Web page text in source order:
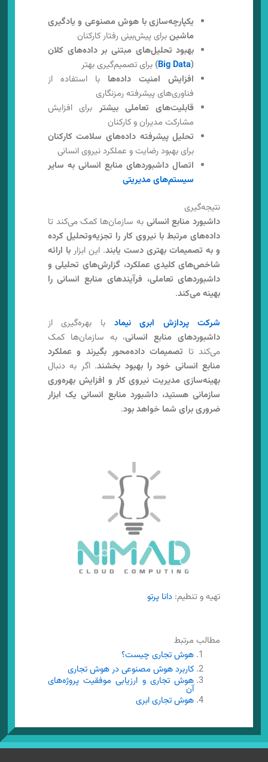
یکپارچه‌سازی با هوش مصنوعی و یادگیری
ماشینبرای پیش‌بینی رفتار کارکنان
بهبود تحلیل‌های مبتنی بر داده‌های کلان
(
Big Data
) برای تصمیم‌گیری بهتر
افزایش امنیت داده‌ها با استفاده از
فناوری‌های پیشرفته رمزنگاری
قابلیت‌های تعاملی بیشتر برای افزایش
مشارکت مدیران و کارکنان
تحلیل پیشرفته داده‌های سلامت کارکنان
برای بهبود رضایت و عملکرد نیروی انسانی
اتصال داشبوردهای منابع انسانی به سایر
سیستم‌های مدیریتی
نتیجه‌گیری
داشبورد منابع انسانی به سازمان‌ها کمک می‌کند تا
داده‌های مرتبط با نیروی کار را تجزیه‌وتحلیل کرده
و به تصمیمات بهتری دست یابند. این ابزاربا ارائه
شاخص‌های کلیدی عملکرد، گزارش‌های تحلیلی و
داشبوردهای تعاملی، فرآیندهای منابع انسانی را
بهینه می‌کند.
شرکت پردازش ابری نیماد با بهره‌گیری از
داشبوردهای منابع انسانی، به سازمان‌ها کمک
می‌کند تا تصمیمات داده‌محور بگیرند و عملکرد
منابع انسانی خود را بهبود بخشند. اگر به دنبال
بهینه‌سازی مدیریت نیروی کار و افزایش بهره‌وری
سازمانی هستید، داشبورد منابع انسانی یک ابزار
ضروری برای شما خواهد بود.
تهیه و تنطیم: دانا پرتو
مطالب مرتبط
هوش تجاری چیست؟
کاربرد هوش مصنوعی در هوش تجاری
هوش تجاری و ارزیابی موفقیت پروژه‌های
آن
هوش تجاری ابری